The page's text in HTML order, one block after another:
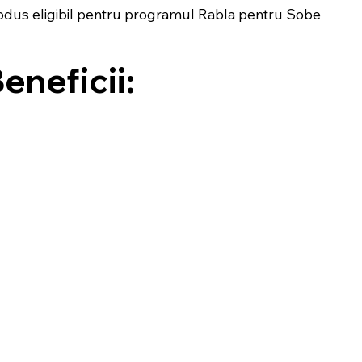
eligibil pentru programul Rabla pentru Sobe